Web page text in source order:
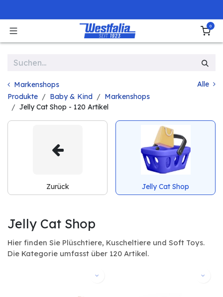
0
Markenshops
Alle
Produkte
Baby & Kind
Markenshops
Jelly Cat Shop - 120 Artikel
Zurück Jelly Cat Shop
Jelly Cat Shop
Hier finden Sie Plüschtiere, Kuscheltiere und Soft Toys.
Die Kategorie umfasst über 120 Artikel.